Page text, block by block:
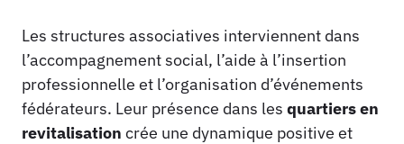
Les structures associatives interviennent dans
l’accompagnement social, l’aide à l’insertion
professionnelle et l’organisation d’événements
fédérateurs. Leur présence dans les quartiers en
revitalisation crée une dynamique positive et